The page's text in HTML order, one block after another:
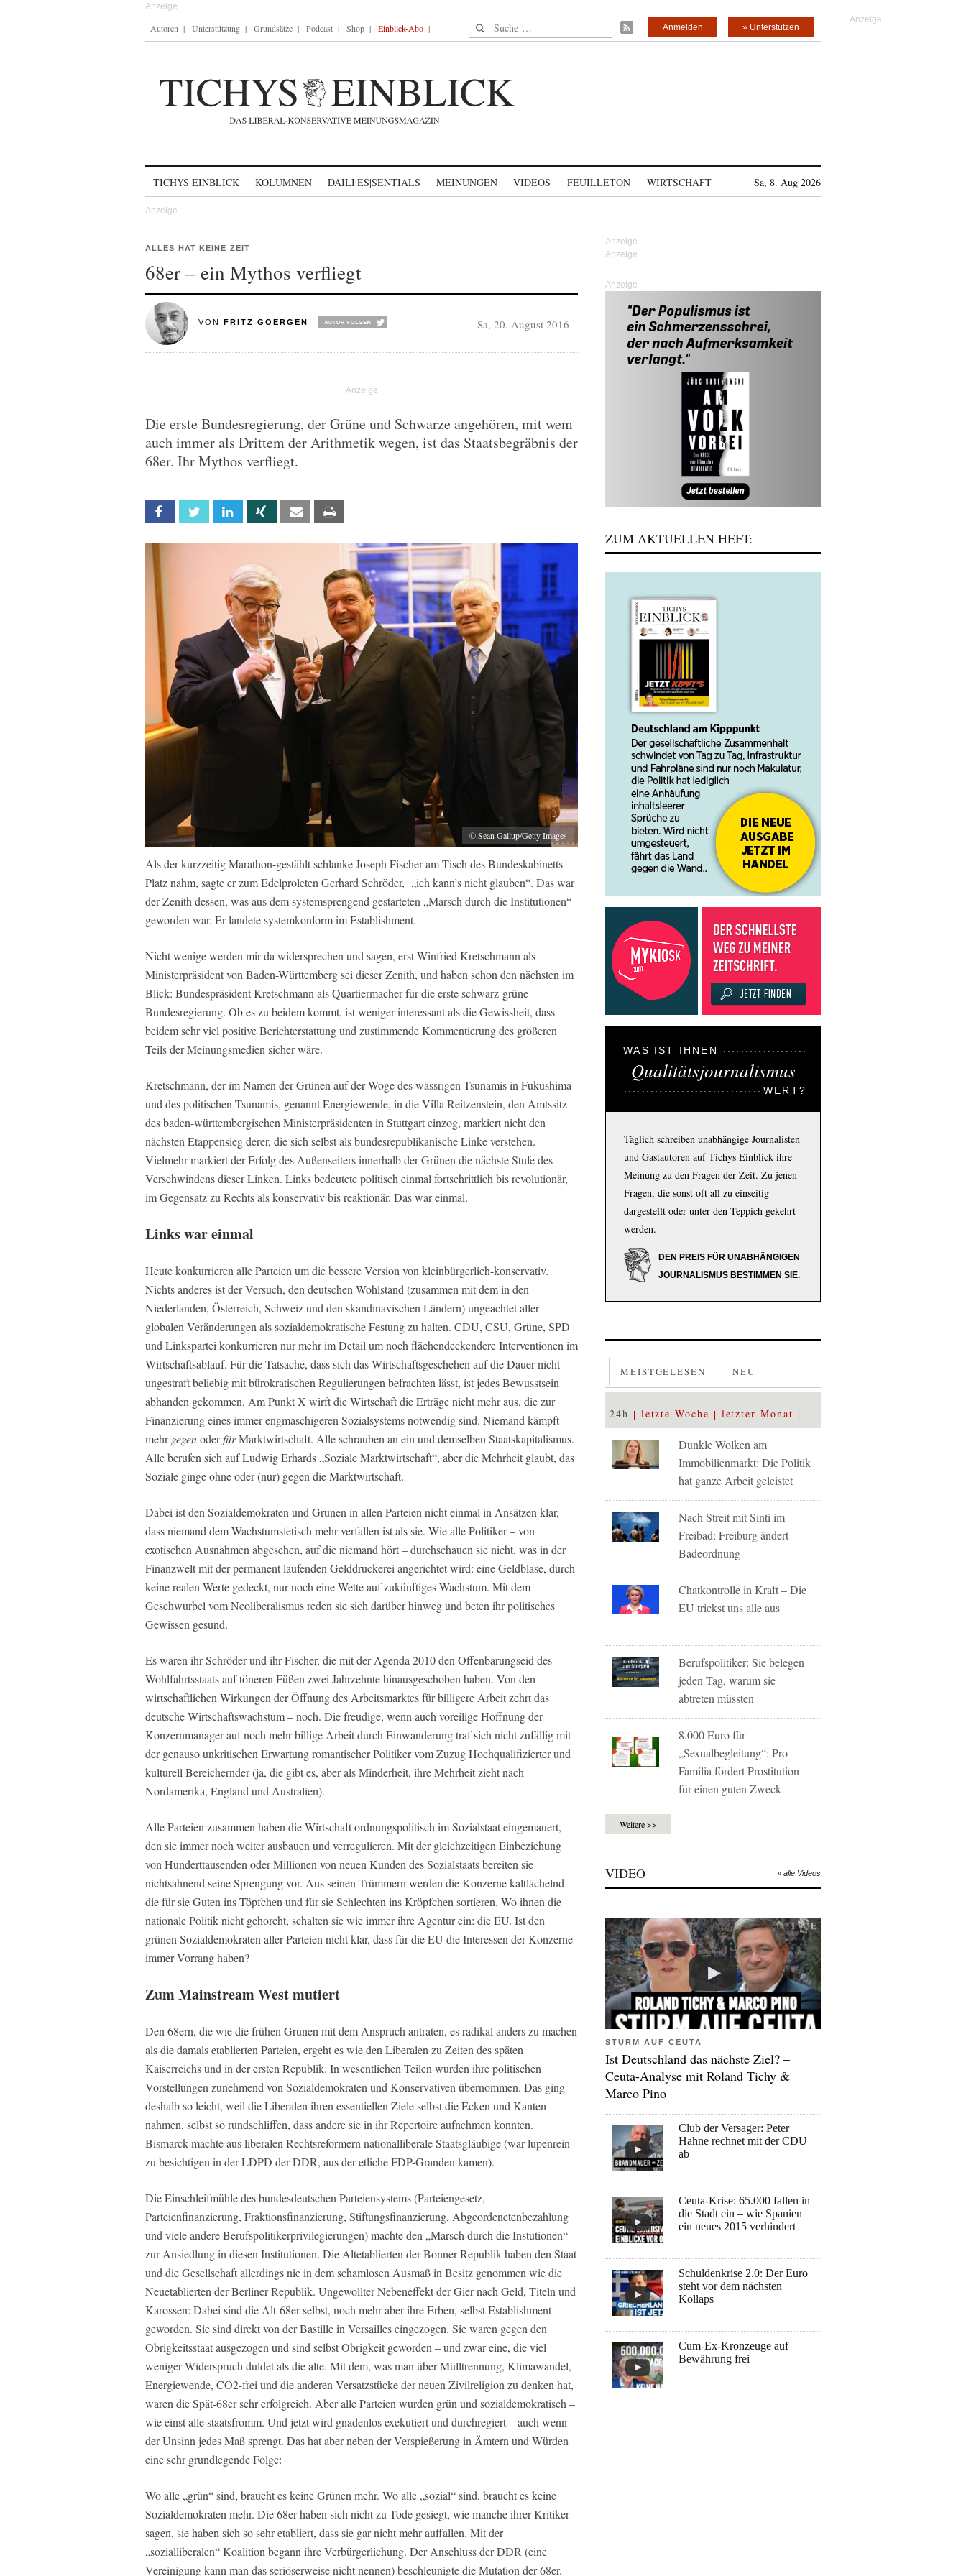
Autoren Unterstützung Grundsätze Podcast Shop Einblick-Abo Suche nach: » Unterstützen
Anmelden
TICHYS EINBLICK KOLUMNEN DAILI|ES|SENTIALS MEINUNGEN VIDEOS FEUILLETON WIRTSCHAFT Sa, 8. Aug 2026
ALLES HAT KEINE ZEIT
68er – ein Mythos verfliegt
VON FRITZ GOERGEN Sa, 20. August 2016
Die erste Bundesregierung, der Grüne und Schwarze angehören, mit wem
auch immer als Drittem der Arithmetik wegen, ist das Staatsbegräbnis der
68er. Ihr Mythos verfliegt.
Facebook Twitter Linkedin Xing Email
© Sean Gallup/Getty Images
Als der kurzzeitig Marathon-gestählt schlanke Joseph Fischer am Tisch des Bundeskabinetts
Platz nahm, sagte er zum Edelproleten Gerhard Schröder, „ich kann’s nicht glauben“. Das war
der Zenith dessen, was aus dem systemsprengend gestarteten „Marsch durch die Institutionen“
geworden war. Er landete systemkonform im Establishment.
Nicht wenige werden mir da widersprechen und sagen, erst Winfried Kretschmann als
Ministerpräsident von Baden-Württemberg sei dieser Zenith, und haben schon den nächsten im
Blick: Bundespräsident Kretschmann als Quartiermacher für die erste schwarz-grüne
Bundesregierung. Ob es zu beidem kommt, ist weniger interessant als die Gewissheit, dass
beidem sehr viel positive Berichterstattung und zustimmende Kommentierung des größeren
Teils der Meinungsmedien sicher wäre.
Kretschmann, der im Namen der Grünen auf der Woge des wässrigen Tsunamis in Fukushima
und des politischen Tsunamis, genannt Energiewende, in die Villa Reitzenstein, den Amtssitz
des baden-württembergischen Ministerpräsidenten in Stuttgart einzog, markiert nicht den
nächsten Etappensieg derer, die sich selbst als bundesrepublikanische Linke verstehen.
Vielmehr markiert der Erfolg des Außenseiters innerhalb der Grünen die nächste Stufe des
Verschwindens dieser Linken. Links bedeutete politisch einmal fortschrittlich bis revolutionär,
im Gegensatz zu Rechts als konservativ bis reaktionär. Das war einmal.
Links war einmal
Heute konkurrieren alle Parteien um die bessere Version von kleinbürgerlich-konservativ.
Nichts anderes ist der Versuch, den deutschen Wohlstand (zusammen mit dem in den
Niederlanden, Österreich, Schweiz und den skandinavischen Ländern) ungeachtet aller
globalen Veränderungen als sozialdemokratische Festung zu halten. CDU, CSU, Grüne, SPD
und Linkspartei konkurrieren nur mehr im Detail um noch flächendeckendere Interventionen im
Wirtschaftsablauf. Für die Tatsache, dass sich das Wirtschaftsgeschehen auf die Dauer nicht
ungestraft beliebig mit bürokratischen Regulierungen befrachten lässt, ist jedes Bewusstsein
abhanden gekommen. Am Punkt X wirft die Wirtschaft die Erträge nicht mehr aus, die zur
Finanzierung eines immer engmaschigeren Sozialsystems notwendig sind. Niemand kämpft
mehrgegenoderfürMarktwirtschaft. Alle schrauben an ein und demselben Staatskapitalismus.
Alle berufen sich auf Ludwig Erhards „Soziale Marktwirtschaft“, aber die Mehrheit glaubt, das
Soziale ginge ohne oder (nur) gegen die Marktwirtschaft.
Dabei ist den Sozialdemokraten und Grünen in allen Parteien nicht einmal in Ansätzen klar,
dass niemand dem Wachstumsfetisch mehr verfallen ist als sie. Wie alle Politiker – von
exotischen Ausnahmen abgesehen, auf die niemand hört – durchschauen sie nicht, was in der
Finanzwelt mit der permanent laufenden Gelddruckerei angerichtet wird: eine Geldblase, durch
keine realen Werte gedeckt, nur noch eine Wette auf zukünftiges Wachstum. Mit dem
Geschwurbel vom Neoliberalismus reden sie sich darüber hinweg und beten ihr politisches
Gewissen gesund.
Es waren ihr Schröder und ihr Fischer, die mit der Agenda 2010 den Offenbarungseid des
Wohlfahrtsstaats auf töneren Füßen zwei Jahrzehnte hinausgeschoben haben. Von den
wirtschaftlichen Wirkungen der Öffnung des Arbeitsmarktes für billigere Arbeit zehrt das
deutsche Wirtschaftswachstum – noch. Die freudige, wenn auch voreilige Hoffnung der
Konzernmanager auf noch mehr billige Arbeit durch Einwanderung traf sich nicht zufällig mit
der genauso unkritischen Erwartung romantischer Politiker vom Zuzug Hochqualifizierter und
kulturell Bereichernder (ja, die gibt es, aber als Minderheit, ihre Mehrheit zieht nach
Nordamerika, England und Australien).
Alle Parteien zusammen haben die Wirtschaft ordnungspolitisch im Sozialstaat eingemauert,
den sie immer noch weiter ausbauen und verregulieren. Mit der gleichzeitigen Einbeziehung
von Hunderttausenden oder Millionen von neuen Kunden des Sozialstaats bereiten sie
nichtsahnend seine Sprengung vor. Aus seinen Trümmern werden die Konzerne kaltlächelnd
die für sie Guten ins Töpfchen und für sie Schlechten ins Kröpfchen sortieren. Wo ihnen die
nationale Politik nicht gehorcht, schalten sie wie immer ihre Agentur ein: die EU. Ist den
grünen Sozialdemokraten aller Parteien nicht klar, dass für die EU die Interessen der Konzerne
immer Vorrang haben?
Zum Mainstream West mutiert
Den 68ern, die wie die frühen Grünen mit dem Anspruch antraten, es radikal anders zu machen
als die damals etablierten Parteien, ergeht es wie den Liberalen zu Zeiten des späten
Kaiserreichs und in der ersten Republik. In wesentlichen Teilen wurden ihre politischen
Vorstellungen zunehmend von Sozialdemokraten und Konservativen übernommen. Das ging
deshalb so leicht, weil die Liberalen ihren essentiellen Ziele selbst die Ecken und Kanten
nahmen, selbst so rundschliffen, dass andere sie in ihr Repertoire aufnehmen konnten.
Bismarck machte aus liberalen Rechtsreformern nationalliberale Staatsgläubige (war lupenrein
zu besichtigen in der LDPD der DDR, aus der etliche FDP-Granden kamen).
Die Einschleifmühle des bundesdeutschen Parteiensystems (Parteiengesetz,
Parteienfinanzierung, Fraktionsfinanzierung, Stiftungsfinanzierung, Abgeordenetenbezahlung
und viele andere Berufspolitikerprivilegierungen) machte den „Marsch durch die Instutionen“
zur Ansiedlung in diesen Institutionen. Die Altetablierten der Bonner Republik haben den Staat
und die Gesellschaft allerdings nie in dem schamlosen Ausmaß in Besitz genommen wie die
Neuetablierten der Berliner Republik. Ungewollter Nebeneffekt der Gier nach Geld, Titeln und
Karossen: Dabei sind die Alt-68er selbst, noch mehr aber ihre Erben, selbst Establishment
geworden. Sie sind direkt von der Bastille in Versailles eingezogen. Sie waren gegen den
Obrigkeitsstaat ausgezogen und sind selbst Obrigkeit geworden – und zwar eine, die viel
weniger Widerspruch duldet als die alte. Mit dem, was man über Mülltrennung, Klimawandel,
Energiewende, CO2-frei und die anderen Versatzstücke der neuen Zivilreligion zu denken hat,
waren die Spät-68er sehr erfolgreich. Aber alle Parteien wurden grün und sozialdemokratisch –
wie einst alle staatsfromm. Und jetzt wird gnadenlos exekutiert und durchregiert – auch wenn
der Unsinn jedes Maß sprengt. Das hat aber neben der Verspießerung in Ämtern und Würden
eine sehr grundlegende Folge:
Wo alle „grün“ sind, braucht es keine Grünen mehr. Wo alle „sozial“ sind, braucht es keine
Sozialdemokraten mehr. Die 68er haben sich nicht zu Tode gesiegt, wie manche ihrer Kritiker
sagen, sie haben sich so sehr etabliert, dass sie gar nicht mehr auffallen. Mit der
„sozialliberalen“ Koalition begann ihre Verbürgerlichung. Der Anschluss der DDR (eine
Vereinigung kann man das seriöserweise nicht nennen) beschleunigte die Mutation der 68er.
Anzeige
ZUM AKTUELLEN HEFT:
WAS IST IHNEN
Qualitätsjournalismus
WERT?
Täglich schreiben unabhängige Journalisten
und Gastautoren auf Tichys Einblick ihre
Meinung zu den Fragen der Zeit. Zu jenen
Fragen, die sonst oft all zu einseitig
dargestellt oder unter den Teppich gekehrt
werden.
DEN PREIS FÜR UNABHÄNGIGEN
JOURNALISMUS BESTIMMEN SIE.
MEISTGELESEN NEU
24h letzte Woche letzter Monat
Dunkle Wolken am
Immobilienmarkt: Die Politik
hat ganze Arbeit geleistet
Nach Streit mit Sinti im
Freibad: Freiburg ändert
Badeordnung
Chatkontrolle in Kraft – Die
EU trickst uns alle aus
Berufspolitiker: Sie belegen
jeden Tag, warum sie
abtreten müssten
8.000 Euro für
„Sexualbegleitung“: Pro
Familia fördert Prostitution
für einen guten Zweck
Weitere >>
VIDEO » alle Videos
STURM AUF CEUTA
Ist Deutschland das nächste Ziel? –
Ceuta-Analyse mit Roland Tichy &
Marco Pino
Club der Versager: Peter
Hahne rechnet mit der CDU
ab
Ceuta-Krise: 65.000 fallen in
die Stadt ein – wie Spanien
ein neues 2015 verhindert
Schuldenkrise 2.0: Der Euro
steht vor dem nächsten
Kollaps
Cum-Ex-Kronzeuge auf
Bewährung frei